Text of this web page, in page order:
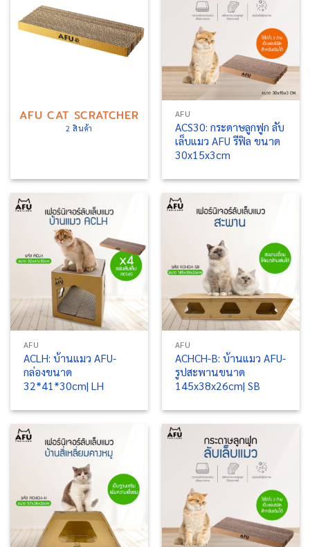
AFU CAT SCRATCHER
2 สินค้า
AFU
ACS30: กระดาษลูกฟูก ลับ
เล็บแมว AFU รีฟิล ขนาด
30x15x3cm
AFU
ACLH: บ้านแมว AFU-
กล่องขนาด
32*41*30cm| LH
AFU
ACHCH-B: บ้านแมว AFU-
รูปสะพานขนาด
145x38x26cm| SB